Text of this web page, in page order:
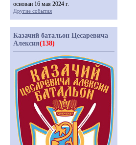
основан 16 мая 2024 г.
Другие события
Казачий батальон Цесаревича
Алексия(138)